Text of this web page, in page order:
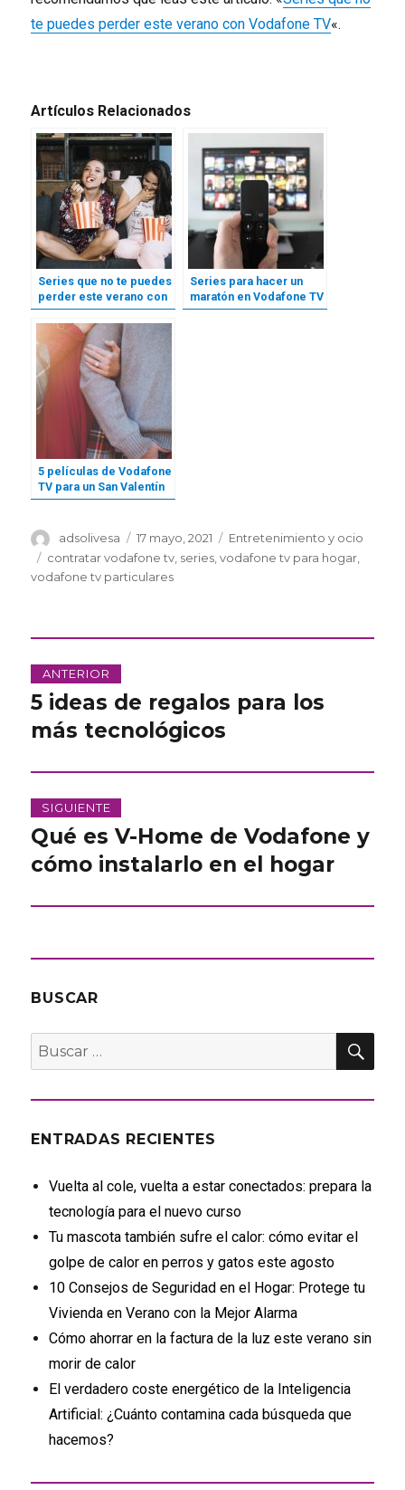
te puedes perder este verano con Vodafone TV«.
Artículos Relacionados
Series que no te puedes
perder este verano con
Vodafone TV
Series para hacer un
maratón en Vodafone TV
5 películas de Vodafone
TV para un San Valentín
en pareja
Autor
adsolivesa
Publicado
el
17 mayo, 2021 Categorías
Entretenimiento y ocio
Etiquetas
contratar vodafone tv series ,vodafone tv para hogar
vodafone tv particulares
de
entradas
ANTERIOR
Entrada
anterior:
5 ideas de regalos para los
más tecnológicos
SIGUIENTE
Entrada
siguiente:
Qué es V-Home de Vodafone y
cómo instalarlo en el hogar
BUSCAR
Buscar
por:
ENTRADAS RECIENTES
Vuelta al cole, vuelta a estar conectados: prepara la
tecnología para el nuevo curso
Tu mascota también sufre el calor: cómo evitar el
golpe de calor en perros y gatos este agosto
10 Consejos de Seguridad en el Hogar: Protege tu
Vivienda en Verano con la Mejor Alarma
Cómo ahorrar en la factura de la luz este verano sin
morir de calor
El verdadero coste energético de la Inteligencia
Artificial: ¿Cuánto contamina cada búsqueda que
hacemos?